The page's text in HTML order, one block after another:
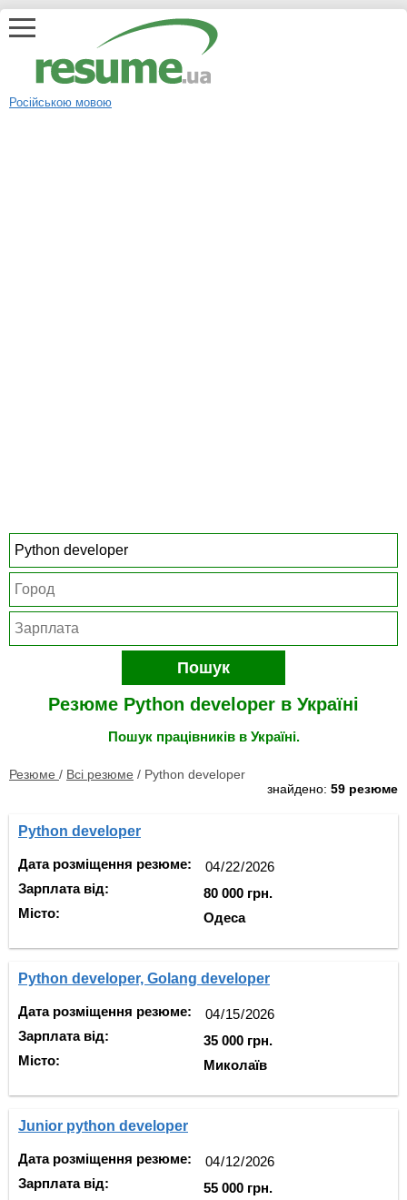
Російською мовою
Пошук
Резюме Python developer в Україні
Пошук працівників в Україні.
Резюме / Всі резюме / Python developer
знайдено: 59 резюме
Python developer
Дата розміщення резюме:
Зарплата від:
Місто:
80 000 грн.
Одеса
Python developer, Golang developer
Дата розміщення резюме:
Зарплата від:
Місто:
35 000 грн.
Миколаїв
Junior python developer
Дата розміщення резюме:
Зарплата від:
55 000 грн.